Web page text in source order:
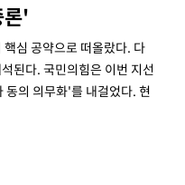
주
'
심 공약으로 떠올랐다. 다
된다. 국민의힘은 이번 지선
동의 의무화'를 내걸었다. 현